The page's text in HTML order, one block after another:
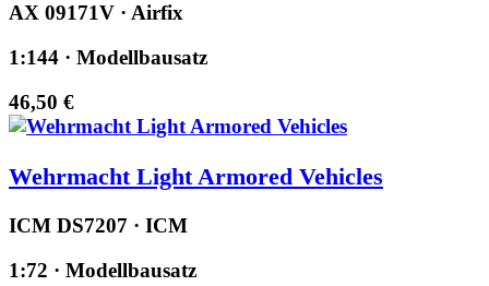
AX 09171V · Airfix
1:144 · Modellbausatz
46,50 €
Wehrmacht Light Armored Vehicles
ICM DS7207 · ICM
1:72 · Modellbausatz